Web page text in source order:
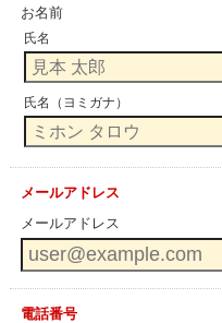
お名前
氏名
氏名（ヨミガナ）
メールアドレス
メールアドレス
電話番号